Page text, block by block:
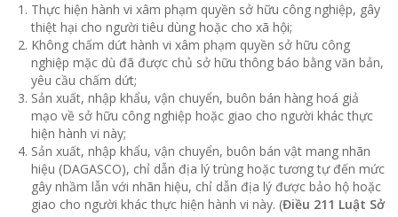
Thực hiện hành vi xâm phạm quyền sở hữu công nghiệp, gây
thiệt hại cho người tiêu dùng hoặc cho xã hội;
Không chấm dứt hành vi xâm phạm quyền sở hữu công
nghiệp mặc dù đã được chủ sở hữu thông báo bằng văn bản,
yêu cầu chấm dứt;
Sản xuất, nhập khẩu, vận chuyển, buôn bán hàng hoá giả
mạo về sở hữu công nghiệp hoặc giao cho người khác thực
hiện hành vi này;
Sản xuất, nhập khẩu, vận chuyển, buôn bán vật mang nhãn
hiệu (DAGASCO), chỉ dẫn địa lý trùng hoặc tương tự đến mức
gây nhầm lẫn với nhãn hiệu, chỉ dẫn địa lý được bảo hộ hoặc
giao cho người khác thực hiện hành vi này. (Điều 211 Luật Sở